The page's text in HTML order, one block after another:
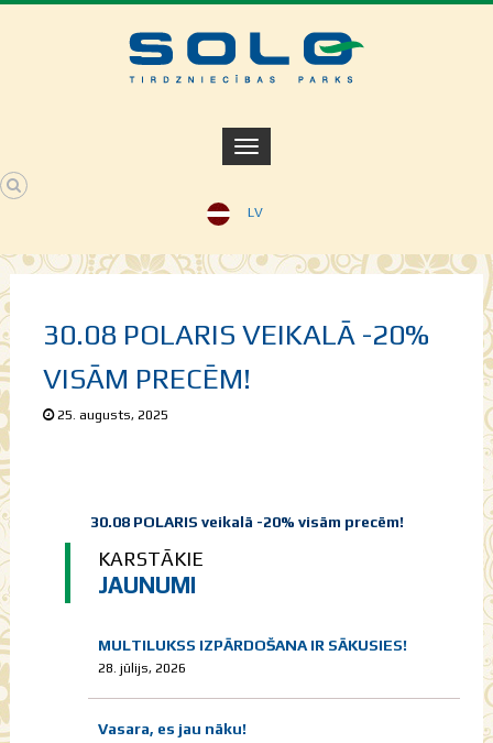
LV
30.08 POLARIS VEIKALĀ -20%
VISĀM PRECĒM!
25. augusts, 2025
30.08 POLARIS veikalā -20% visām precēm!
KARSTĀKIE
JAUNUMI
MULTILUKSS IZPĀRDOŠANA IR SĀKUSIES!
28. jūlijs, 2026
Vasara, es jau nāku!